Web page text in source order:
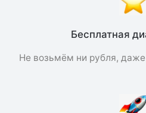
Бесплатная
Не возьмём ни рубля, даже